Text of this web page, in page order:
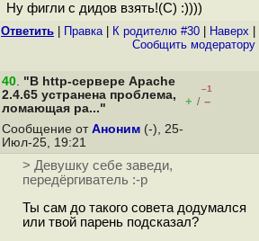
Ну фигли с дидов взять!(С) :))))
Ответить Правка| К родителю #30 Наверх
Cообщить модератору
40. "В http-сервере Apache
2.4.65 устранена проблема,
ломающая ра..."
–1
+ / –
Сообщение от Аноним (-), 25-
Июл-25, 19:21
> Девушку себе заведи,
передёргиватель :-р
Ты сам до такого совета додумался
или твой парень подсказал?